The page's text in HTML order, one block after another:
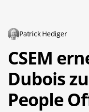
Patrick Hediger
CSEM
Dubois
People